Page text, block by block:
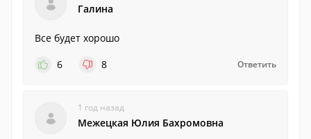
Галина
Все будет хорошо
6
8 Ответить
1 год назад
Межецкая Юлия Бахромовна